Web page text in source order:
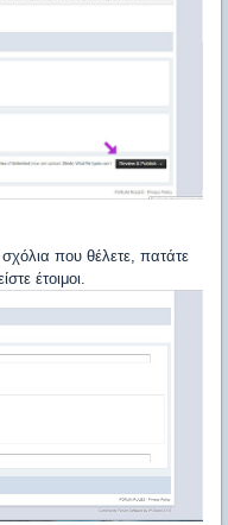
που θέλετε, πατάτε
έτοιμοι.